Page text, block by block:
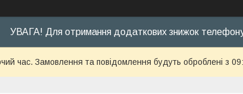
УВАГА! Для отримання додаткових знижок
час. Замовлення та повідомлення будуть оброблені з